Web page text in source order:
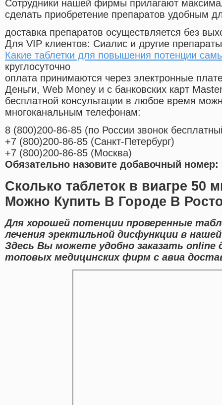
Cотрудники нашей фирмы прилагают
сделать приобретение препаратов удобным
доставка препаратов осуществляется без
Для VIP клиентов: Сиалис и другие
Какие таблетки для повышения потенции
круглосуточно
оплата принимаются через электронные
Деньги, Web Money и с банковских карт
бесплатной консультации в любое время
многоканальным телефонам:
8 (800)200-86-85 (по России звонок
+7 (800)200-86-85 (Санкт-Петербург)
+7 (800)200-86-85 (Москва)
Обязательно назовите добавочный номер:
Сколько таблеток в виагре 50
Можно Купить В Городе В
Для хорошей потенции проверенные
лечения эректильной дисфункции в
Здесь Вы можете удобно заказать
топовых медицинских фирм с авиа